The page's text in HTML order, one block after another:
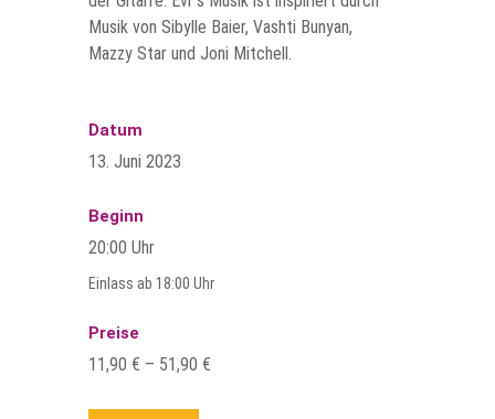
Musik von Sibylle Baier, Vashti Bunyan,
Mazzy Star und Joni Mitchell.
Datum
13. Juni 2023
Beginn
20:00 Uhr
Einlass ab 18:00 Uhr
Preise
11,90 € – 51,90 €